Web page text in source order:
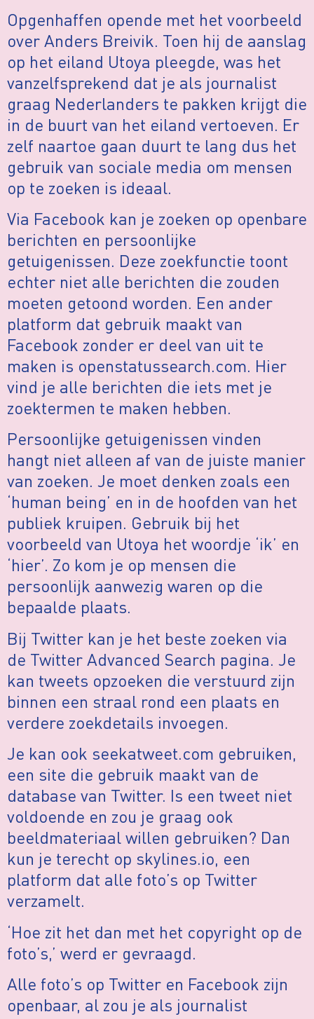
Opgenhaffen opende met het voorbeeld
over Anders Breivik. Toen hij de aanslag
op het eiland Utoya pleegde, was het
vanzelfsprekend dat je als journalist
graag Nederlanders te pakken krijgt die
in de buurt van het eiland vertoeven. Er
zelf naartoe gaan duurt te lang dus het
gebruik van sociale media om mensen
op te zoeken is ideaal.
Via Facebook kan je zoeken op openbare
berichten en persoonlijke
getuigenissen. Deze zoekfunctie toont
echter niet alle berichten die zouden
moeten getoond worden. Een ander
platform dat gebruik maakt van
Facebook zonder er deel van uit te
maken is openstatussearch.com. Hier
vind je alle berichten die iets met je
zoektermen te maken hebben.
Persoonlijke getuigenissen vinden
hangt niet alleen af van de juiste manier
van zoeken. Je moet denken zoals een
‘human being’ en in de hoofden van het
publiek kruipen. Gebruik bij het
voorbeeld van Utoya het woordje ‘ik’ en
‘hier’. Zo kom je op mensen die
persoonlijk aanwezig waren op die
bepaalde plaats.
Bij Twitter kan je het beste zoeken via
de Twitter Advanced Search pagina. Je
kan tweets opzoeken die verstuurd zijn
binnen een straal rond een plaats en
verdere zoekdetails invoegen.
Je kan ook seekatweet.com gebruiken,
een site die gebruik maakt van de
database van Twitter. Is een tweet niet
voldoende en zou je graag ook
beeldmateriaal willen gebruiken? Dan
kun je terecht op skylines.io, een
platform dat alle foto’s op Twitter
verzamelt.
‘Hoe zit het dan met het copyright op de
foto’s,’ werd er gevraagd.
Alle foto’s op Twitter en Facebook zijn
openbaar, al zou je als journalist